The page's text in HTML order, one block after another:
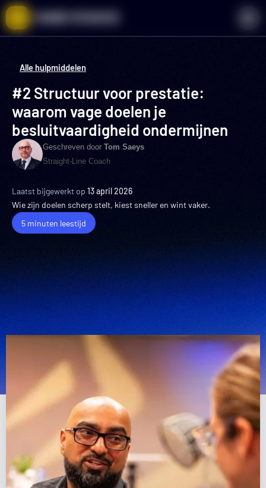
Ga
naar
de
Alle hulpmiddelen
#2 Structuur voor prestatie:
waarom vage doelen je
besluitvaardigheid ondermijnen
Geschreven door Tom Saeys
Straight-Line Coach
Laatst bijgewerkt op 13 april 2026
Wie zijn doelen scherp stelt, kiest sneller en wint vaker.
5 minuten leestijd